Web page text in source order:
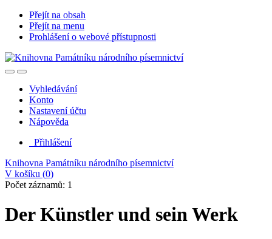
Přejít na obsah
Přejít na menu
Prohlášení o webové přístupnosti
Vyhledávání
Konto
Nastavení účtu
Nápověda
Přihlášení
Knihovna Památníku národního písemnictví
V košíku (0)
Počet záznamů: 1
Der Künstler und sein Werk